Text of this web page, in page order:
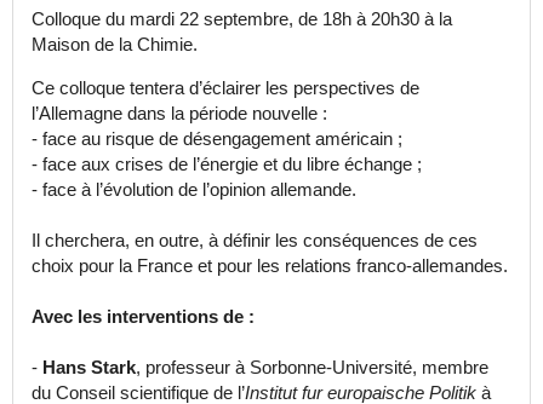
Colloque du mardi 22 septembre, de 18h à 20h30 à la
Maison de la Chimie.
Ce colloque tentera d’éclairer les perspectives de
l’Allemagne dans la période nouvelle :
- face au risque de désengagement américain ;
- face aux crises de l’énergie et du libre échange ;
- face à l’évolution de l’opinion allemande.
Il cherchera, en outre, à définir les conséquences de ces
choix pour la France et pour les relations franco-allemandes.
Avec les interventions de :
- Hans Stark, professeur à Sorbonne-Université, membre
du Conseil scientifique de l’Institut fur europaische Politik à